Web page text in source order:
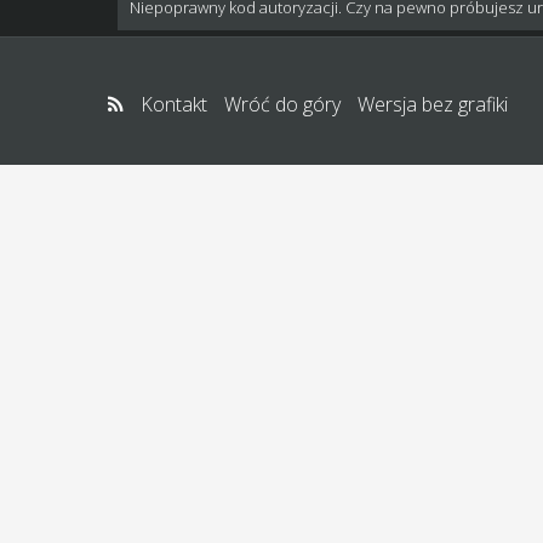
Niepoprawny kod autoryzacji. Czy na pewno próbujesz
Kontakt Wróć do góry Wersja bez grafiki